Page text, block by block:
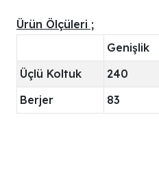
Ürün Ölçüleri ;
Genişlik
Üçlü Koltuk
240
Berjer
83